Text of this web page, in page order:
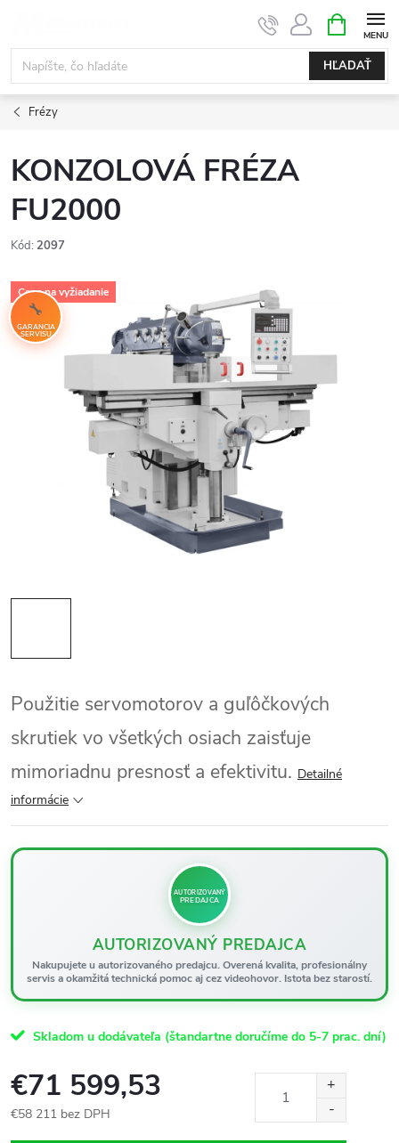
obsah
HĽADAŤ
KOŠÍK
Frézy
KONZOLOVÁ FRÉZA
FU2000
Kód: 2097
Cena na vyžiadanie
GARANCIA
SERVISU
Použitie servomotorov a guľôčkových
skrutiek vo všetkých osiach zaisťuje
mimoriadnu presnosť a efektivitu. Detailné
informácie
AUTORIZOVANÝ
PREDAJCA
AUTORIZOVANÝ PREDAJCA
Nakupujete u autorizovaného predajcu. Overená kvalita, profesionálny
servis a okamžitá technická pomoc aj cez videohovor. Istota bez starostí.
Skladom u dodávateľa (štandartne doručíme do 5-7 prac. dní)
€71 599,53
€58 211 bez DPH